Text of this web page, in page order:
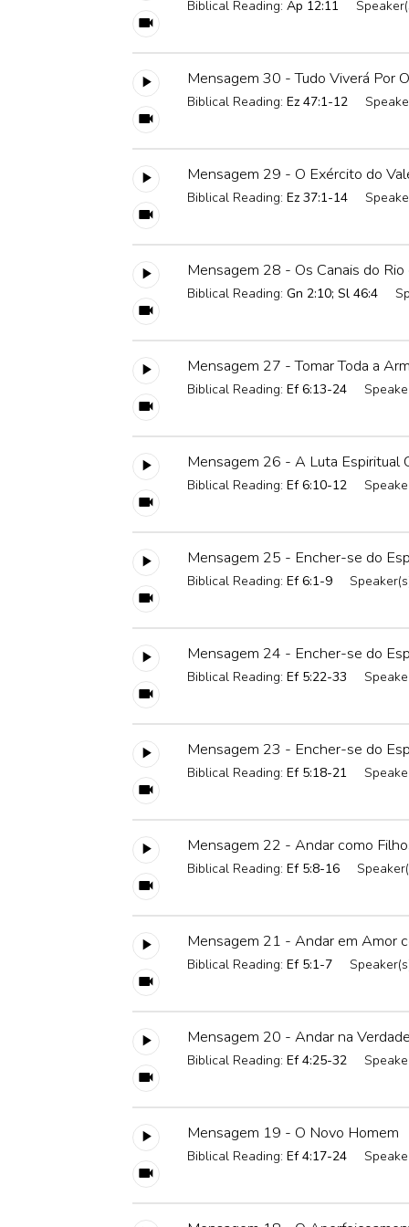
Biblical Reading: Ap 12:11
Mensagem 30 - Tudo Viverá Por
Biblical Reading: Ez 47:1-12
Mensagem 29 - O Exército do
Biblical Reading: Ez 37:1-14
Mensagem 28 - Os Canais do
Biblical Reading: Gn 2:10; Sl 46:4
Mensagem 27 - Tomar Toda a
Biblical Reading: Ef 6:13-24
Mensagem 26 - A Luta Espiritual
Biblical Reading: Ef 6:10-12
Mensagem 25 - Encher-se do
Biblical Reading: Ef 6:1-9
Mensagem 24 - Encher-se do
Biblical Reading: Ef 5:22-33
Mensagem 23 - Encher-se do
Biblical Reading: Ef 5:18-21
Mensagem 22 - Andar como
Biblical Reading: Ef 5:8-16
Mensagem 21 - Andar em Amor
Biblical Reading: Ef 5:1-7
Mensagem 20 - Andar na
Biblical Reading: Ef 4:25-32
Mensagem 19 - O Novo Homem
Biblical Reading: Ef 4:17-24